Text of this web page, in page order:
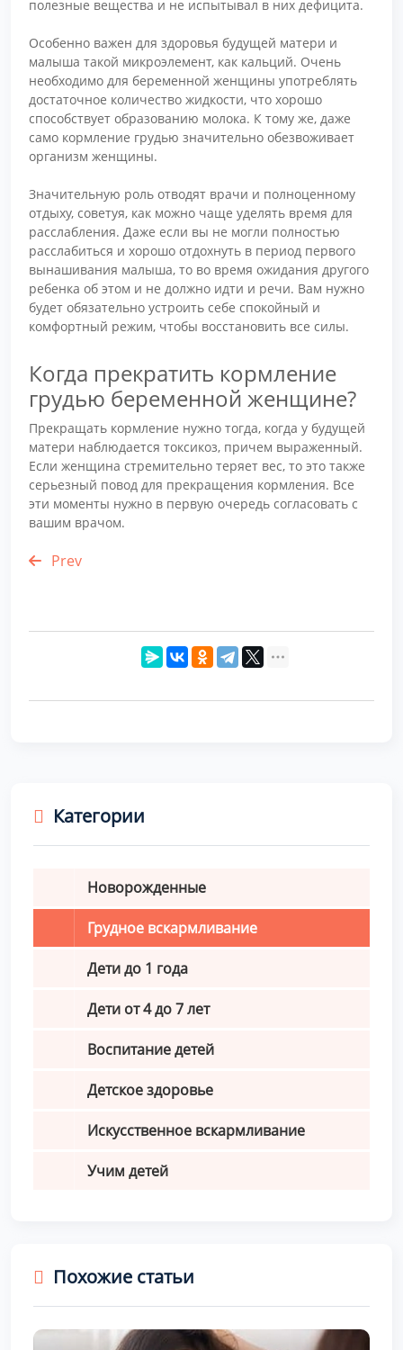
полезные вещества и не испытывал в них дефицита.
Особенно важен для здоровья будущей матери и
малыша такой микроэлемент, как кальций. Очень
необходимо для беременной женщины употреблять
достаточное количество жидкости, что хорошо
способствует образованию молока. К тому же, даже
само кормление грудью значительно обезвоживает
организм женщины.
Значительную роль отводят врачи и полноценному
отдыху, советуя, как можно чаще уделять время для
расслабления. Даже если вы не могли полностью
расслабиться и хорошо отдохнуть в период первого
вынашивания малыша, то во время ожидания другого
ребенка об этом и не должно идти и речи. Вам нужно
будет обязательно устроить себе спокойный и
комфортный режим, чтобы восстановить все силы.
Когда прекратить кормление
грудью беременной женщине?
Прекращать кормление нужно тогда, когда у будущей
матери наблюдается токсикоз, причем выраженный.
Если женщина стремительно теряет вес, то это также
серьезный повод для прекращения кормления. Все
эти моменты нужно в первую очередь согласовать с
вашим врачом.
Prev
Категории
Новорожденные
Грудное вскармливание
Дети до 1 года
Дети от 4 до 7 лет
Воспитание детей
Детское здоровье
Искусственное вскармливание
Учим детей
Похожие статьи